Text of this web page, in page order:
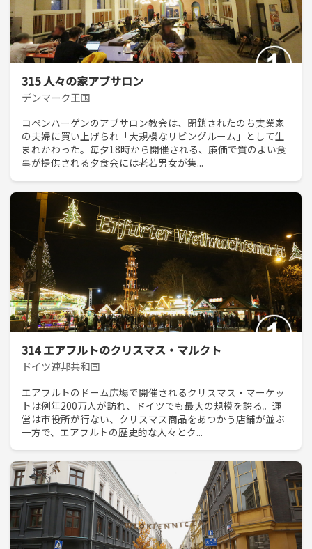
315 人々の家アブサロン
デンマーク王国
コペンハーゲンのアブサロン教会は、閉鎖されたのち実業家
の夫婦に買い上げられ「大規模なリビングルーム」として生
まれかわった。毎夕18時から開催される、廉価で質のよい食
事が提供される夕食会には老若男女が集...
314 エアフルトのクリスマス・マルクト
ドイツ連邦共和国
エアフルトのドーム広場で開催されるクリスマス・マーケッ
トは例年200万人が訪れ、ドイツでも最大の規模を誇る。運
営は市役所が行ない、クリスマス商品をあつかう店舗が並ぶ
一方で、エアフルトの歴史的な人々とク...